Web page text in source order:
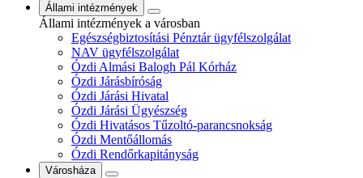
Állami intézmények
Állami intézmények a városban
Egészségbiztosítási Pénztár ügyfélszolgálat
NAV ügyfélszolgálat
Ózdi Almási Balogh Pál Kórház
Ózdi Járásbíróság
Ózdi Járási Hivatal
Ózdi Járási Ügyészség
Ózdi Hivatásos Tűzoltó-parancsnokság
Ózdi Mentőállomás
Ózdi Rendőrkapitányság
Városháza